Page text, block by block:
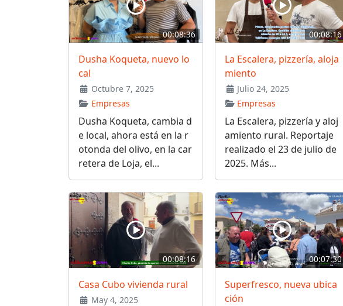
00:08:36
Dusha Koqueta, nuevo lo
cal
Octubre 7, 2025
Empresas
Dusha Koqueta, cambia d
e local, ahora está en la r
otonda del olivo, en la car
retera de Loja, el...
00:08:16
La Escalera, pizzería, aloja
miento
Julio 24, 2025
Empresas
La Escalera, pizzería y aloj
amiento rural. Reportaje
realizado el 23 de julio de
2025. Más...
00:08:16
Casa Cubo vivienda rural
May 4, 2025
00:07:30
Superfresco, nueva ubica
ción